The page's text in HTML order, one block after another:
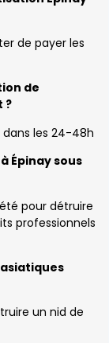
de payer les
de
?
les 24-48h
Épinay sous
pour détruire
professionnels
un nid de